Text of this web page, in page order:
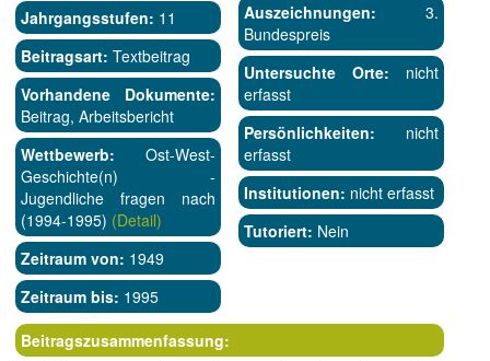
Jahrgangsstufen: 11
Beitragsart: Textbeitrag
Vorhandene Dokumente:
Beitrag, Arbeitsbericht
Wettbewerb: Ost-West-
Geschichte(n) -
Jugendliche fragen nach
(1994-1995) (Detail)
Zeitraum von: 1949
Zeitraum bis: 1995
Auszeichnungen: 3.
Bundespreis
Untersuchte Orte: nicht
erfasst
Persönlichkeiten: nicht
erfasst
Institutionen: nicht erfasst
Tutoriert: Nein
Beitragszusammenfassung: